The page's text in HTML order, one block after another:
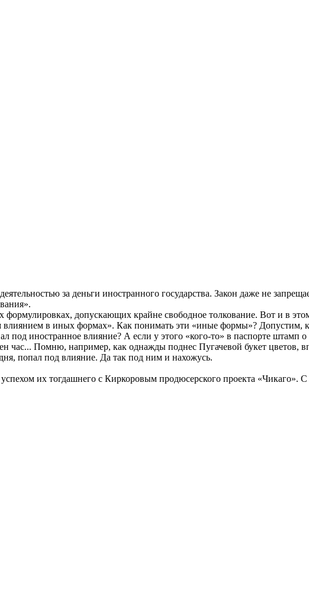
за деньги иностранного государства. Закон даже не
допускающих крайне свободное толкование. Вот и в
в иных формах». Как понимать эти «иные формы»? Допустим,
иностранное влияние? А если у этого «кого-то» в паспорте штамп
час... Помню, например, как однажды поднес Пугачевой букет цветов,
попал под влияние. Да так под ним и нахожусь.
их тогдашнего с Киркоровым продюсерского проекта «Чикаго». С